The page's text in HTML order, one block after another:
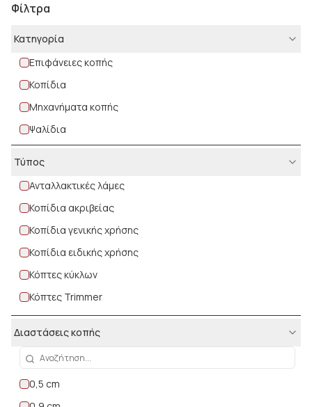
Φίλτρα
Κατηγορία
Επιφάνειες κοπής
Κοπίδια
Μηχανήματα κοπής
Ψαλίδια
Τύπος
Ανταλλακτικές λάμες
Κοπίδια ακριβείας
Κοπίδια γενικής χρήσης
Κοπίδια ειδικής χρήσης
Κόπτες κύκλων
Κόπτες Trimmer
Ψαλίδια γενικής χρήσης
Ψαλίδια επαγγελματικά
Ψαλίδια παιδικά
Διαστάσεις κοπής
0,5 cm